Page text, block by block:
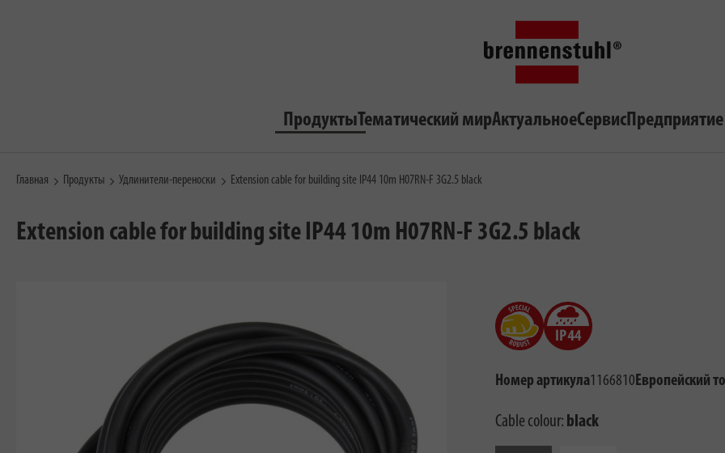
ПродуктыТематический мирАктуальноеСервисПредприятие
Главная Продукты Удлинители-переноски Extension cable for building site IP44 10m H07RN-F 3G2.5 black
Extension cable for building site IP44 10m H07RN-F 3G2.5 black
Номер артикула1166810Европейский
Cable colour: black